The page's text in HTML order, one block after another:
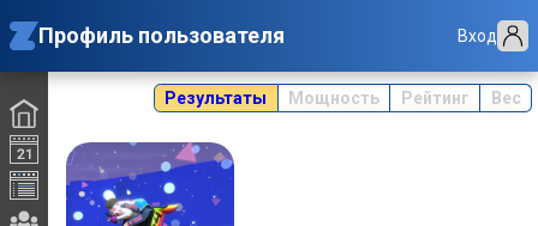
Профиль пользователя Вход
Результаты Мощность Рейтинг Вес